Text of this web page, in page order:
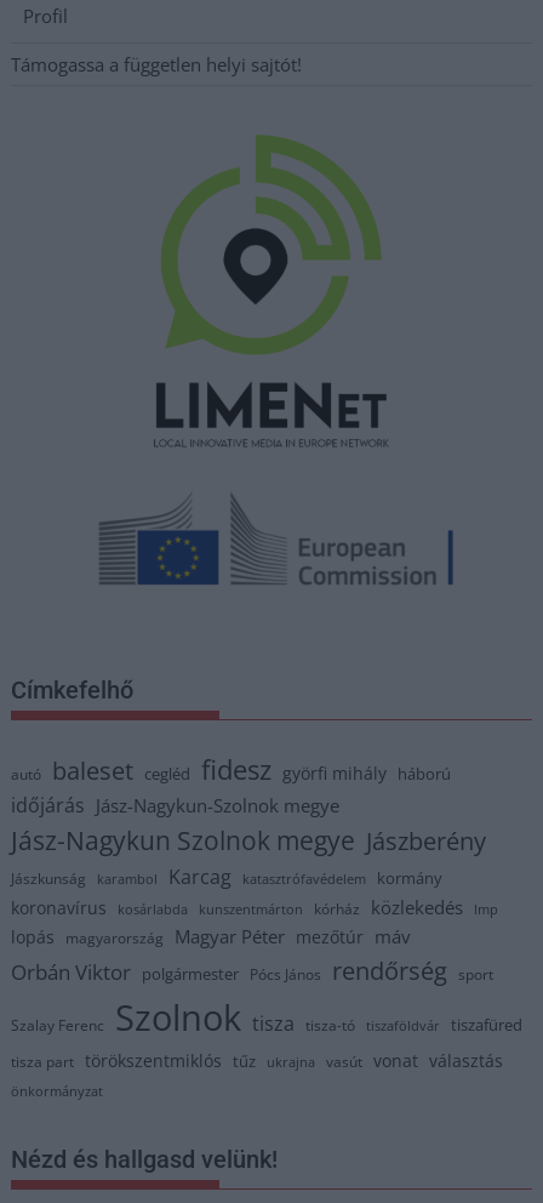
Profil
Támogassa a független helyi sajtót!
Címkefelhő
autó baleset cegléd fidesz györfi mihály háború
időjárás Jász-Nagykun-Szolnok megye
Jász-Nagykun Szolnok megye Jászberény
Jászkunság karambol Karcag katasztrófavédelem kormány
koronavírus kosárlabda kunszentmárton kórház közlekedés lmp
lopás magyarország Magyar Péter mezőtúr máv
Orbán Viktor polgármester Pócs János rendőrség sport
Szalay Ferenc Szolnok tisza tisza-tó tiszaföldvár tiszafüred
tisza part törökszentmiklós tűz ukrajna vasút vonat választás
önkormányzat
Nézd és hallgasd velünk!